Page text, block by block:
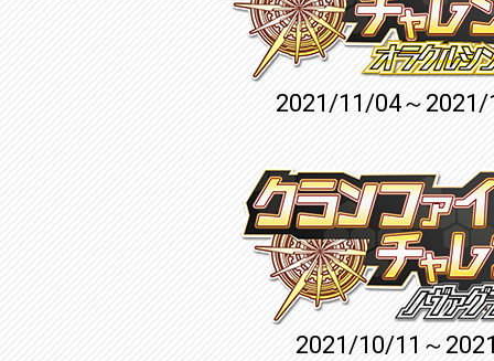
2021/11/04～
2021/10/11～